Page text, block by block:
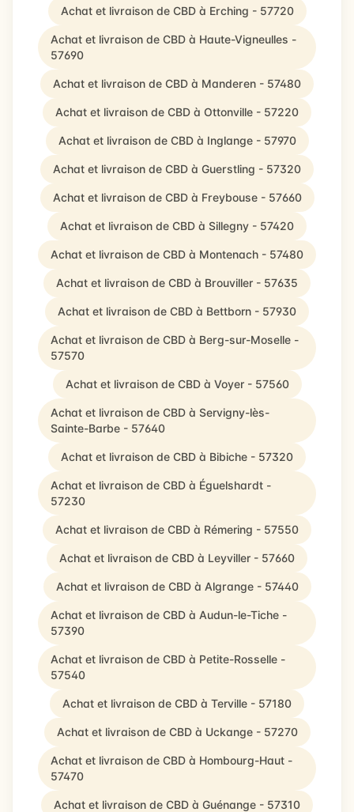
Achat et livraison de CBD à Erching - 57720
Achat et livraison de CBD à Haute-Vigneulles -
57690
Achat et livraison de CBD à Manderen - 57480
Achat et livraison de CBD à Ottonville - 57220
Achat et livraison de CBD à Inglange - 57970
Achat et livraison de CBD à Guerstling - 57320
Achat et livraison de CBD à Freybouse - 57660
Achat et livraison de CBD à Sillegny - 57420
Achat et livraison de CBD à Montenach - 57480
Achat et livraison de CBD à Brouviller - 57635
Achat et livraison de CBD à Bettborn - 57930
Achat et livraison de CBD à Berg-sur-Moselle -
57570
Achat et livraison de CBD à Voyer - 57560
Achat et livraison de CBD à Servigny-lès-
Sainte-Barbe - 57640
Achat et livraison de CBD à Bibiche - 57320
Achat et livraison de CBD à Éguelshardt -
57230
Achat et livraison de CBD à Rémering - 57550
Achat et livraison de CBD à Leyviller - 57660
Achat et livraison de CBD à Algrange - 57440
Achat et livraison de CBD à Audun-le-Tiche -
57390
Achat et livraison de CBD à Petite-Rosselle -
57540
Achat et livraison de CBD à Terville - 57180
Achat et livraison de CBD à Uckange - 57270
Achat et livraison de CBD à Hombourg-Haut -
57470
Achat et livraison de CBD à Guénange - 57310